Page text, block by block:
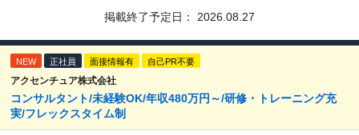
掲載終了予定日： 2026.08.27
NEW 正社員 面接情報有 自己PR不要
アクセンチュア株式会社
コンサルタント/未経験OK/年収480万円～/研修・トレーニング充
実/フレックスタイム制